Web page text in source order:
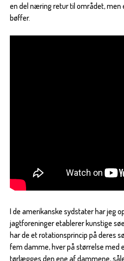
en del næring retur til området, men
bøffer.
I de amerikanske sydstater har jeg
jagtforeninger etablerer kunstige
har de et rotationsprincip på deres
fem damme, hver på størrelse med
tørlægges den ene af dammene,